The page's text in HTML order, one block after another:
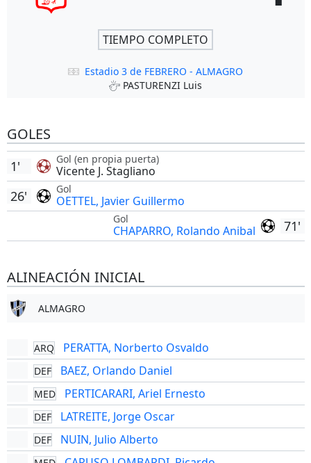
TIEMPO COMPLETO
Estadio 3 de FEBRERO - ALMAGRO
PASTURENZI Luis
GOLES
Gol (en propia puerta)
Vicente J. Stagliano
1'
Gol
OETTEL, Javier Guillermo
26'
71'
Gol
CHAPARRO, Rolando Anibal
ALINEACIÓN INICIAL
ALMAGRO
ARQ PERATTA, Norberto Osvaldo
DEF BAEZ, Orlando Daniel
MED PERTICARARI, Ariel Ernesto
DEF LATREITE, Jorge Oscar
DEF NUIN, Julio Alberto